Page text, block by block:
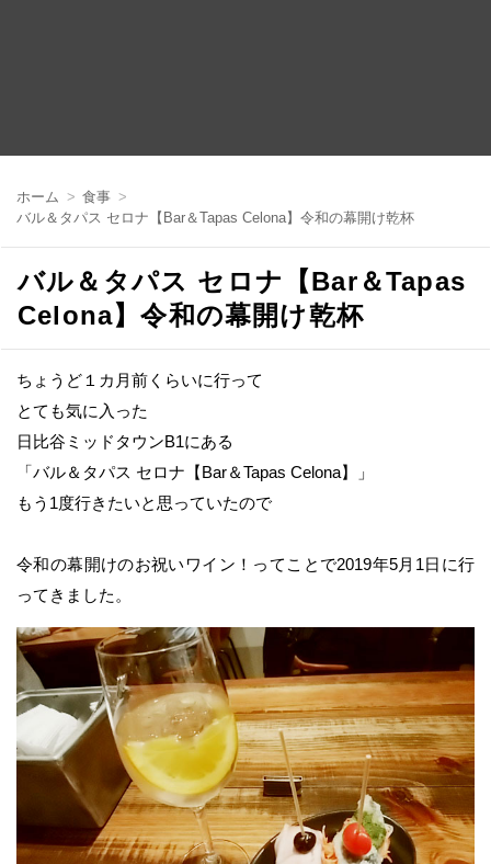
ホーム
食事
バル＆タパス セロナ【Bar＆Tapas Celona】令和の幕開け乾杯
バル＆タパス セロナ【Bar＆Tapas
Celona】令和の幕開け乾杯
ちょうど１カ月前くらいに行って
とても気に入った
日比谷ミッドタウンB1にある
「バル＆タパス セロナ【Bar＆Tapas Celona】」
もう1度行きたいと思っていたので
令和の幕開けのお祝いワイン！ってことで2019年5月1日に行
ってきました。